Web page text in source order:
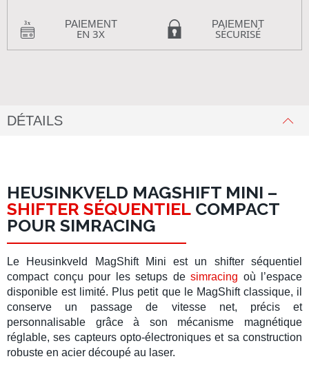
PAIEMENT
EN 3X
PAIEMENT
SÉCURISÉ
DÉTAILS
HEUSINKVELD MAGSHIFT MINI –
SHIFTER SÉQUENTIEL COMPACT
POUR SIMRACING
Le Heusinkveld MagShift Mini est un shifter séquentiel
compact conçu pour les setups de simracing où l’espace
disponible est limité. Plus petit que le MagShift classique, il
conserve un passage de vitesse net, précis et
personnalisable grâce à son mécanisme magnétique
réglable, ses capteurs opto-électroniques et sa construction
robuste en acier découpé au laser.